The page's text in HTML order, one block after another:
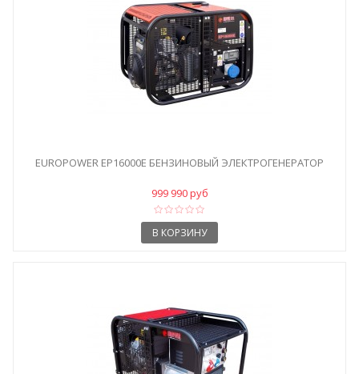
EUROPOWER EP16000E БЕНЗИНОВЫЙ ЭЛЕКТРОГЕНЕРАТОР
999 990 руб
В КОРЗИНУ